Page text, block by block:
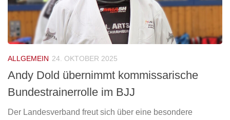
ALLGEMEIN 24. OKTOBER 2025
Andy Dold übernimmt kommissarische
Bundestrainerrolle im BJJ
Der Landesverband freut sich über eine besondere